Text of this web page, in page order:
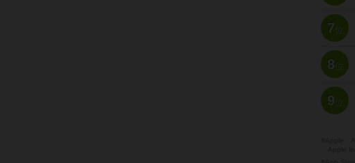
7位
8位
9位